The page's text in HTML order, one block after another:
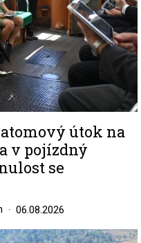
útok na
v pojízdný
se
06.08.2026